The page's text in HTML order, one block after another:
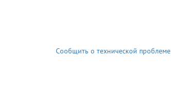
Сообщить о технической проблеме